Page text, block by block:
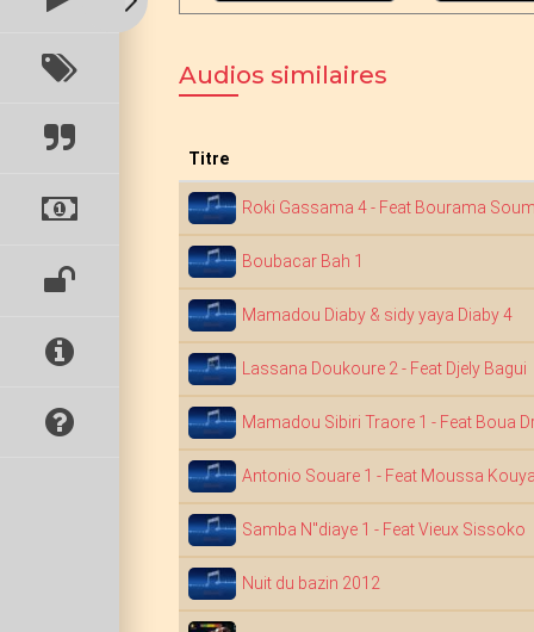
Audios similaires
Titre
Roki Gassama 4 - Feat Bourama
Boubacar Bah 1
Mamadou Diaby & sidy yaya Diaby 4
Lassana Doukoure 2 - Feat Djely Bagui
Mamadou Sibiri Traore 1 - Feat Boua
Antonio Souare 1 - Feat Moussa
Samba N"diaye 1 - Feat Vieux Sissoko
Nuit du bazin 2012